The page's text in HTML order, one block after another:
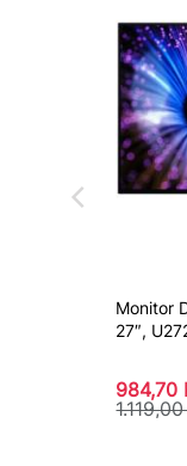
Monitor
27″,
984,70